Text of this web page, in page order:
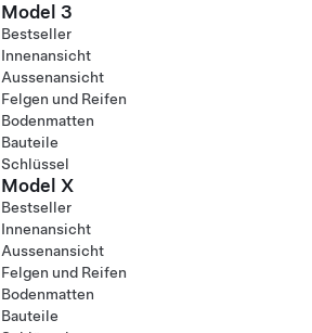
Model 3
Bestseller
Innenansicht
Aussenansicht
Felgen und Reifen
Bodenmatten
Bauteile
Schlüssel
Model X
Bestseller
Innenansicht
Aussenansicht
Felgen und Reifen
Bodenmatten
Bauteile